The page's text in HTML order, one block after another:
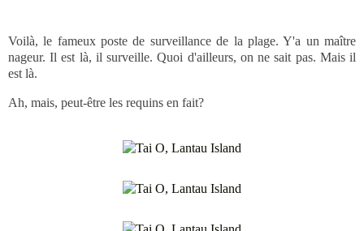
Voilà, le fameux poste de surveillance de la plage. Y'a un maître
nageur. Il est là, il surveille. Quoi d'ailleurs, on ne sait pas. Mais il
est là.
Ah, mais, peut-être les requins en fait?